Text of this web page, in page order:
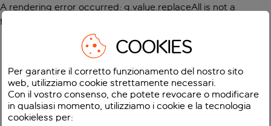
A rendering error occurred: g.value.replaceAll is not a
function
COOKIES
Per garantire il corretto funzionamento del nostro sito
web, utilizziamo cookie strettamente necessari.
Con il vostro consenso, che potete revocare o modificare
in qualsiasi momento, utilizziamo i cookie e la tecnologia
cookieless per: